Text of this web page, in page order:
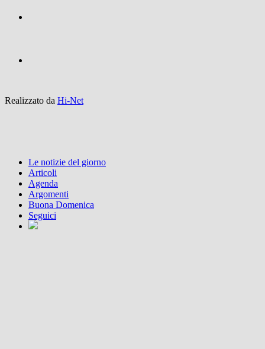
Realizzato da Hi-Net
Le notizie del giorno
Articoli
Agenda
Argomenti
Buona Domenica
Seguici